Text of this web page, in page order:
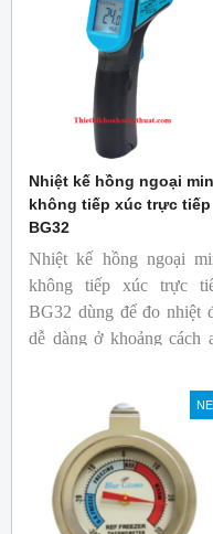
Nhiệt kế hồng ngoại
không tiếp xúc trực tiếp
BG32
Nhiệt kế hồng ngoại
không tiếp xúc trực
BG32 dùng để đo nhiệt
dễ dàng ở khoảng cách
độ phát xạ nhanh và
định giúp người mới
đầu sử dụng dễ dàng.